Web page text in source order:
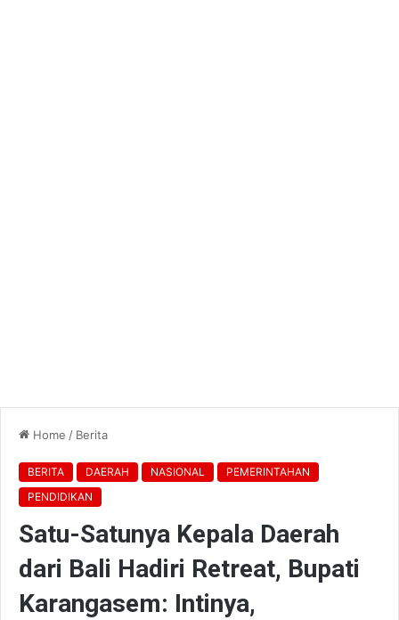
Home / Berita
BERITA DAERAH NASIONAL
PEMERINTAHAN
PENDIDIKAN
Satu-Satunya Kepala Daerah
dari Bali Hadiri Retreat, Bupati
Karangasem: Intinya,